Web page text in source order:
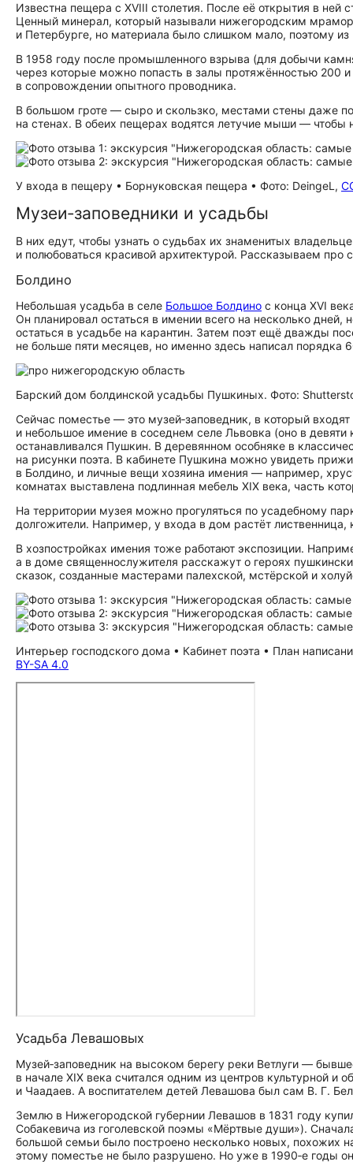
Известна пещера с XVIII столетия. После её открытия в
Ценный минерал, который называли нижегородским
и Петербурге, но материала было слишком мало, поэтому
В 1958 году после промышленного взрыва (для добычи
через которые можно попасть в залы протяжённостью 200
в сопровождении опытного проводника.
В большом гроте — сыро и скользко, местами стены даже
на стенах. В обеих пещерах водятся летучие мыши — чтобы
У входа в пещеру • Борнуковская пещера • Фото: DeingeL,
Музеи‑заповедники и усадьбы
В них едут, чтобы узнать о судьбах их знаменитых
и полюбоваться красивой архитектурой. Рассказываем
Болдино
Небольшая усадьба в селе Большое Болдино с конца XVI
Он планировал остаться в имении всего на несколько
остаться в усадьбе на карантин. Затем поэт ещё дважды
не больше пяти месяцев, но именно здесь написал порядка
Барский дом болдинской усадьбы Пушкиных. Фото:
Сейчас поместье — это музей‑заповедник, в который
и небольшое имение в соседнем селе Львовка (оно в
останавливался Пушкин. В деревянном особняке в
на рисунки поэта. В кабинете Пушкина можно увидеть
в Болдино, и личные вещи хозяина имения — например,
комнатах выставлена подлинная мебель XIX века, часть
На территории музея можно прогуляться по усадебному
долгожители. Например, у входа в дом растёт лиственница,
В хозпостройках имения тоже работают экспозиции.
а в доме священнослужителя расскажут о героях
сказок, созданные мастерами палехской, мстёрской и
Интерьер господского дома • Кабинет поэта • План
BY-SA 4.0
Усадьба Левашовых
Музей‑заповедник на высоком берегу реки Ветлуги —
в начале XIX века считался одним из центров культурной
и Чаадаев. А воспитателем детей Левашова был сам В. Г.
Землю в Нижегородской губернии Левашов в 1831 году
Собакевича из гоголевской поэмы «Мёртвые души»).
большой семьи было построено несколько новых, похожих
этому поместье не было разрушено. Но уже в 1990‑е годы